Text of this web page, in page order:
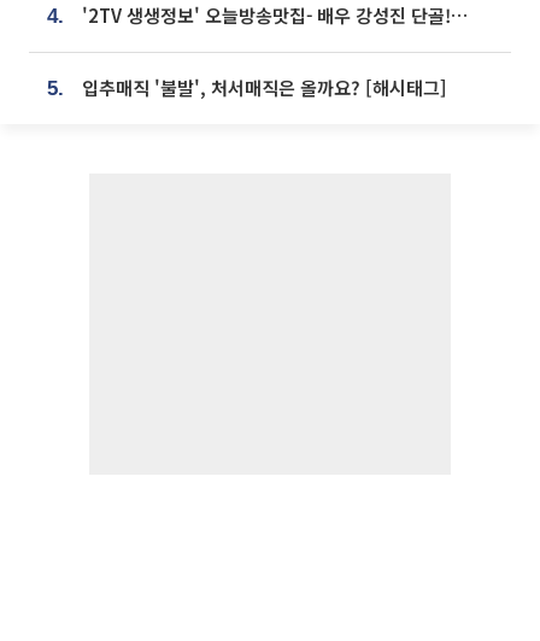
4. '2TV 생생정보' 오늘방송맛집- 배우 강성진 단골! 쌀국수ㆍ푸팟퐁 커리 맛집 '블○○○'
5. 입추매직 '불발', 처서매직은 올까요? [해시태그]